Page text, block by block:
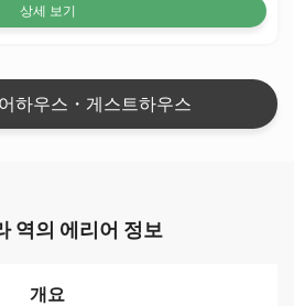
상세 보기
하우스・게스트하우스
역의 에리어 정보
개요